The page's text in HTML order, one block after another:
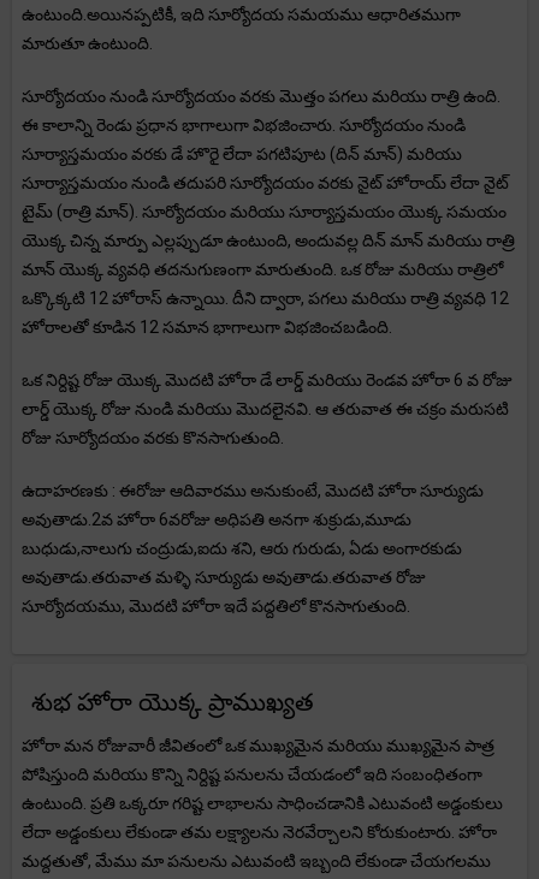
ఉంటుంది.అయినప్పటికీ, ఇది సూర్యోదయ సమయము ఆధారితముగా
మారుతూ ఉంటుంది.
సూర్యోదయం నుండి సూర్యోదయం వరకు మొత్తం పగలు మరియు రాత్రి ఉంది.
ఈ కాలాన్ని రెండు ప్రధాన భాగాలుగా విభజించారు. సూర్యోదయం నుండి
సూర్యాస్తమయం వరకు డే హొరై లేదా పగటిపూట (దిన్ మాన్) మరియు
సూర్యాస్తమయం నుండి తదుపరి సూర్యోదయం వరకు నైట్ హోరాయ్ లేదా నైట్
టైమ్ (రాత్రి మాన్). సూర్యోదయం మరియు సూర్యాస్తమయం యొక్క సమయం
యొక్క చిన్న మార్పు ఎల్లప్పుడూ ఉంటుంది, అందువల్ల దిన్ మాన్ మరియు రాత్రి
మాన్ యొక్క వ్యవధి తదనుగుణంగా మారుతుంది. ఒక రోజు మరియు రాత్రిలో
ఒక్కొక్కటి 12 హోరాస్ ఉన్నాయి. దీని ద్వారా, పగలు మరియు రాత్రి వ్యవధి 12
హోరాలతో కూడిన 12 సమాన భాగాలుగా విభజించబడింది.
ఒక నిర్దిష్ట రోజు యొక్క మొదటి హోరా డే లార్డ్ మరియు రెండవ హోరా 6 వ రోజు
లార్డ్ యొక్క రోజు నుండి మరియు మొదలైనవి. ఆ తరువాత ఈ చక్రం మరుసటి
రోజు సూర్యోదయం వరకు కొనసాగుతుంది.
ఉదాహరణకు : ఈరోజు ఆదివారము అనుకుంటే, మొదటి హోరా సూర్యుడు
అవుతాడు.2వ హోరా 6వరోజు అధిపతి అనగా శుక్రుడు,మూడు
బుధుడు,నాలుగు చంద్రుడు,ఐదు శని, ఆరు గురుడు, ఏడు అంగారకుడు
అవుతాడు.తరువాత మళ్ళి సూర్యుడు అవుతాడు.తరువాత రోజు
సూర్యోదయము, మొదటి హోరా ఇదే పద్దతిలో కొనసాగుతుంది.
శుభ హోరా యొక్క ప్రాముఖ్యత
హోరా మన రోజువారీ జీవితంలో ఒక ముఖ్యమైన మరియు ముఖ్యమైన పాత్ర
పోషిస్తుంది మరియు కొన్ని నిర్దిష్ట పనులను చేయడంలో ఇది సంబంధితంగా
ఉంటుంది. ప్రతి ఒక్కరూ గరిష్ట లాభాలను సాధించడానికి ఎటువంటి అడ్డంకులు
లేదా అడ్డంకులు లేకుండా తమ లక్ష్యాలను నెరవేర్చాలని కోరుకుంటారు. హోరా
మద్దతుతో, మేము మా పనులను ఎటువంటి ఇబ్బంది లేకుండా చేయగలము